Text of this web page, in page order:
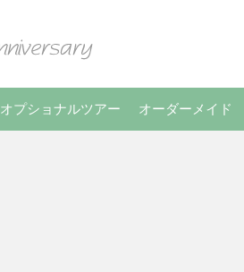
オプショナルツアー オーダーメイド